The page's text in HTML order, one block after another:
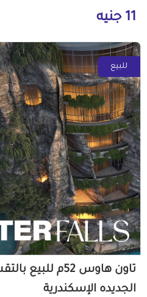
11 جنيه
للبيع
تاون هاوس 52م
الجديده الإسكندرية